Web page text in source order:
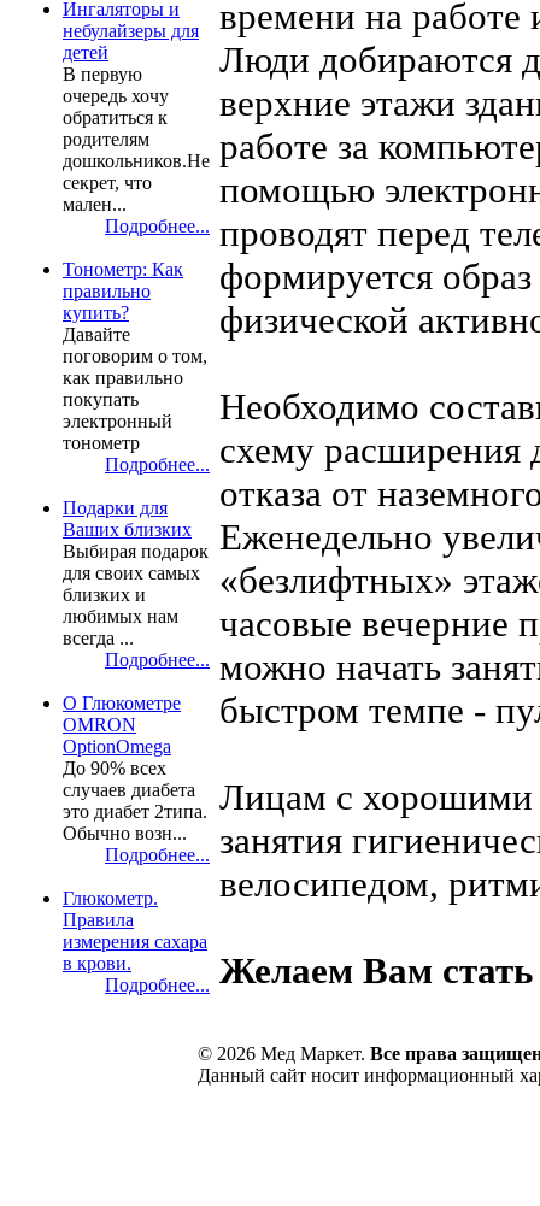
Ингаляторы и
небулайзеры для
детей
В первую
очередь хочу
обратиться к
родителям
дошкольников.Не
секрет, что
мален...
Подробнее...
Тонометр: Как
правильно
купить?
Давайте
поговорим о том,
как правильно
покупать
электронный
тонометр
Подробнее...
Подарки для
Ваших близких
Выбирая подарок
для своих самых
близких и
любимых нам
всегда ...
Подробнее...
О Глюкометре
OMRON
OptionOmega
До 90% всех
случаев диабета
это диабет 2типа.
Обычно возн...
Подробнее...
Глюкометр.
Правила
измерения сахара
в крови.
Подробнее...
времени на работе
Люди добираются
верхние этажи
работе за
помощью
проводят перед
формируется
физической
Необходимо
схему расширения
отказа от
Еженедельно
«безлифтных»
часовые вечерние
можно начать
быстром темпе -
Лицам с хорошими
занятия
велосипедом,
Желаем Вам
© 2026 Мед Маркет. Все права
Данный сайт носит информационный